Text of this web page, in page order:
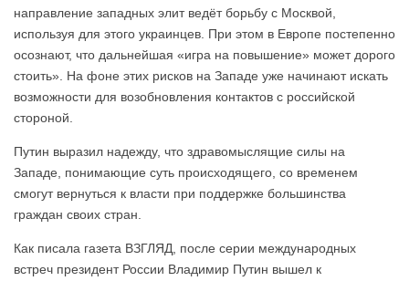
направление западных элит ведёт борьбу с Москвой,
используя для этого украинцев. При этом в Европе постепенно
осознают, что дальнейшая «игра на повышение» может дорого
стоить». На фоне этих рисков на Западе уже начинают искать
возможности для возобновления контактов с российской
стороной.
Путин выразил надежду, что здравомыслящие силы на
Западе, понимающие суть происходящего, со временем
смогут вернуться к власти при поддержке большинства
граждан своих стран.
Как писала газета ВЗГЛЯД, после серии международных
встреч президент России Владимир Путин вышел к